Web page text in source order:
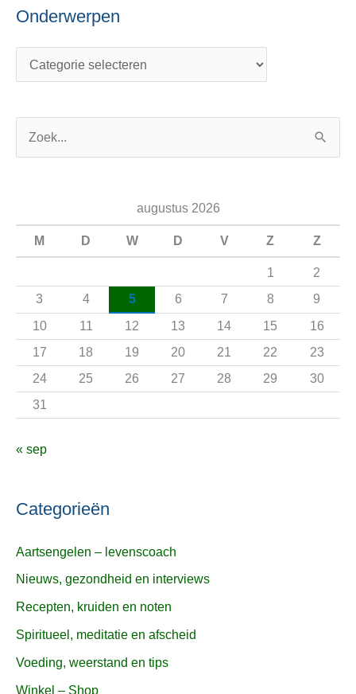
Onderwerpen
a
r
:
augustus 2026
M D W D V Z Z
1
2
3
4 5 6 7 8
9
10
11 12 13 14 15
16
17
18 19 20 21 22
23
24
25 26 27 28 29
30
31
« sep
Categorieën
Aartsengelen – levenscoach
Nieuws, gezondheid en interviews
Recepten, kruiden en noten
Spiritueel, meditatie en afscheid
Voeding, weerstand en tips
Winkel – Shop